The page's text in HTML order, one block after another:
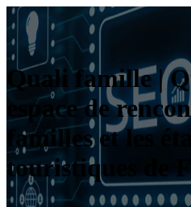
Quali famille |
espace de
familles et les
touristi­ques de